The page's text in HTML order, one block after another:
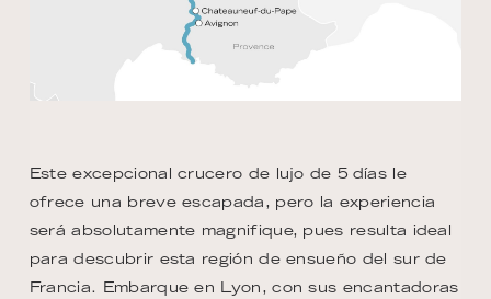
Este excepcional crucero de lujo de 5 días le
ofrece una breve escapada, pero la experiencia
será absolutamente magnifique, pues resulta ideal
para descubrir esta región de ensueño del sur de
Francia. Embarque en Lyon, con sus encantadoras